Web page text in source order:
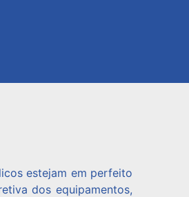
estejam em perfeito
dos equipamentos,